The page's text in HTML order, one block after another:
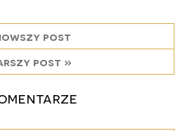
post
post »